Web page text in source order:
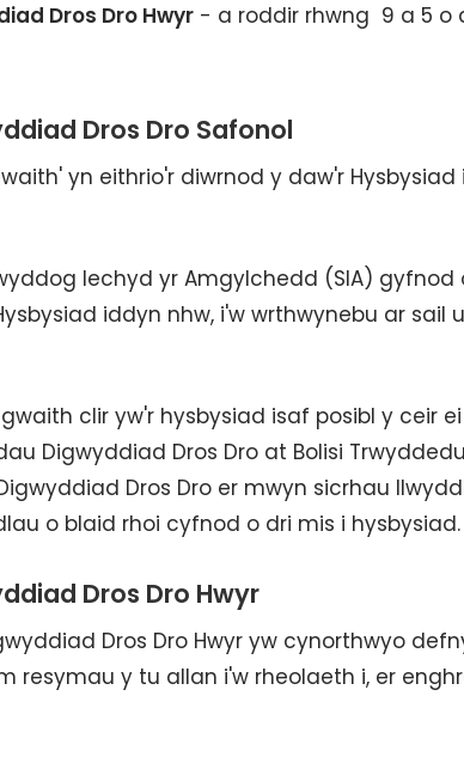
Dros Dro Hwyr - a roddir rhwng 9 a 5
Dros Dro Safonol
yn eithrio'r diwrnod y daw'r
Iechyd yr Amgylchedd (SIA)
iddyn nhw, i'w wrthwynebu ar sail
clir yw'r hysbysiad isaf posibl y ceir
Digwyddiad Dros Dro at Bolisi
Dros Dro er mwyn sicrhau
o blaid rhoi cyfnod o dri mis i hysbysiad.
Dros Dro Hwyr
Dros Dro Hwyr yw cynorthwyo
resymau y tu allan i'w rheolaeth i, er